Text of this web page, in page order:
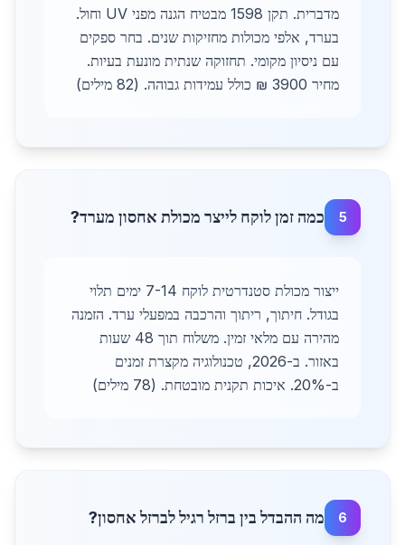
מדברית. תקן 1598 מבטיח הגנה מפני UV וחול.
בערד, אלפי מכולות מחזיקות שנים. בחר ספקים
עם ניסיון מקומי. תחזוקה שנתית מונעת בעיות.
מחיר 3900 ₪ כולל עמידות גבוהה. (82 מילים)
5 כמה זמן לוקח לייצר מכולת אחסון מערד?
ייצור מכולת סטנדרטית לוקח 7-14 ימים תלוי
בגודל. חיתוך, ריתוך והרכבה במפעלי ערד. הזמנה
מהירה עם מלאי זמין. משלוח תוך 48 שעות
באזור. ב-2026, טכנולוגיה מקצרת זמנים
ב-20%. איכות תקנית מובטחת. (78 מילים)
6 מה ההבדל בין ברזל רגיל לברזל אחסון?